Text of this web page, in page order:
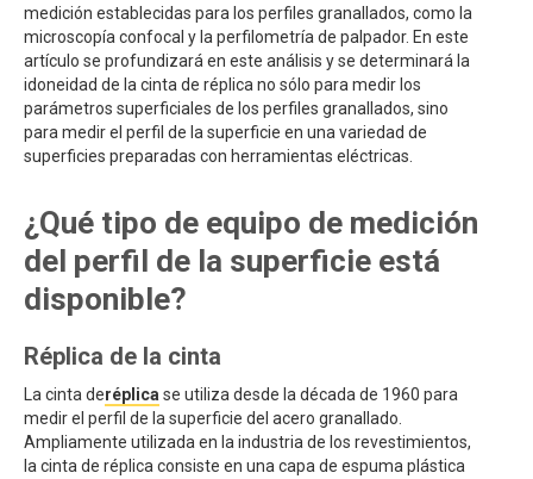
medición establecidas para los perfiles granallados, como la
microscopía confocal y la perfilometría de palpador. En este
artículo se profundizará en este análisis y se determinará la
idoneidad de la cinta de réplica no sólo para medir los
parámetros superficiales de los perfiles granallados, sino
para medir el perfil de la superficie en una variedad de
superficies preparadas con herramientas eléctricas.
¿Qué tipo de equipo de medición
del perfil de la superficie está
disponible?
Réplica de la cinta
La cinta deréplica se utiliza desde la década de 1960 para
medir el perfil de la superficie del acero granallado.
Ampliamente utilizada en la industria de los revestimientos,
la cinta de réplica consiste en una capa de espuma plástica